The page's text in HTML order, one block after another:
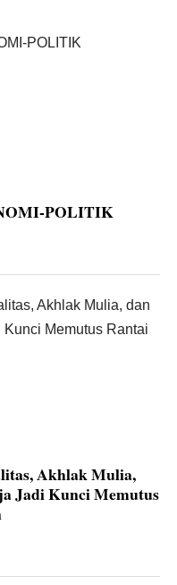
POLITIK
Akhlak Mulia,
Jadi Kunci Memutus